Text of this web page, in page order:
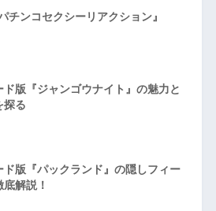
チンコセクシーリアクション』
ド版『ジャンゴウナイト』の魅力と
探る
ド版『パックランド』の隠しフィー
解説！